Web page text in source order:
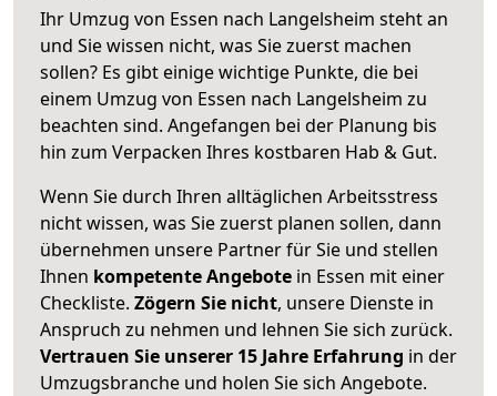
Ihr Umzug von Essen nach Langelsheim steht an
und Sie wissen nicht, was Sie zuerst machen
sollen? Es gibt einige wichtige Punkte, die bei
einem Umzug von Essen nach Langelsheim zu
beachten sind. Angefangen bei der Planung bis
hin zum Verpacken Ihres kostbaren Hab & Gut.
Wenn Sie durch Ihren alltäglichen Arbeitsstress
nicht wissen, was Sie zuerst planen sollen, dann
übernehmen unsere Partner für Sie und stellen
Ihnen kompetente Angebote in Essen mit einer
Checkliste. Zögern Sie nicht, unsere Dienste in
Anspruch zu nehmen und lehnen Sie sich zurück.
Vertrauen Sie unserer 15 Jahre Erfahrung in der
Umzugsbranche und holen Sie sich Angebote.